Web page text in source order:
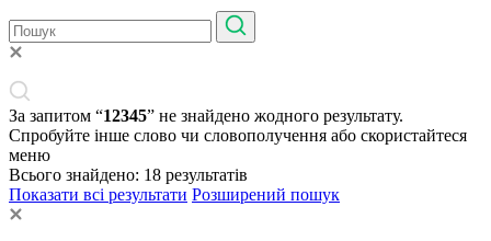
За запитом “12345” не знайдено жодного результату.
Спробуйте інше слово чи словополучення або скористайтеся
меню
Всього знайдено: 18 результатів
Показати всі результати Розширений пошук